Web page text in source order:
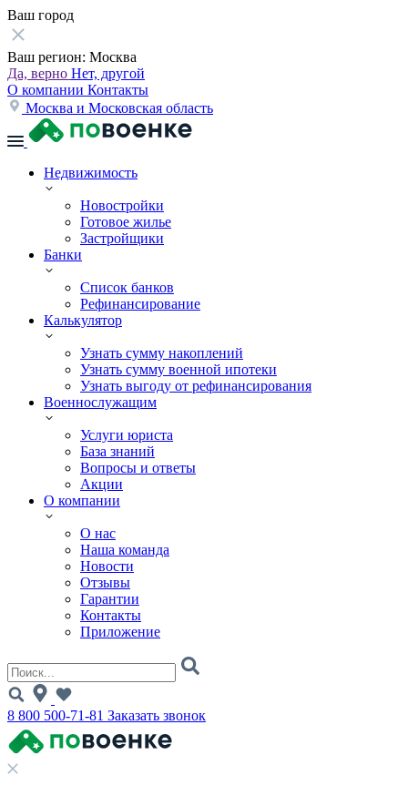
Ваш город
Ваш регион: Москва
Да, верно Нет, другой
О компании Контакты
Москва и Московская область
Недвижимость
Новостройки
Готовое жилье
Застройщики
Банки
Список банков
Рефинансирование
Калькулятор
Узнать сумму накоплений
Узнать сумму военной ипотеки
Узнать выгоду от рефинансирования
Военнослужащим
Услуги юриста
База знаний
Вопросы и ответы
Акции
О компании
О нас
Наша команда
Новости
Отзывы
Гарантии
Контакты
Приложение
8 800 500-71-81 Заказать звонок